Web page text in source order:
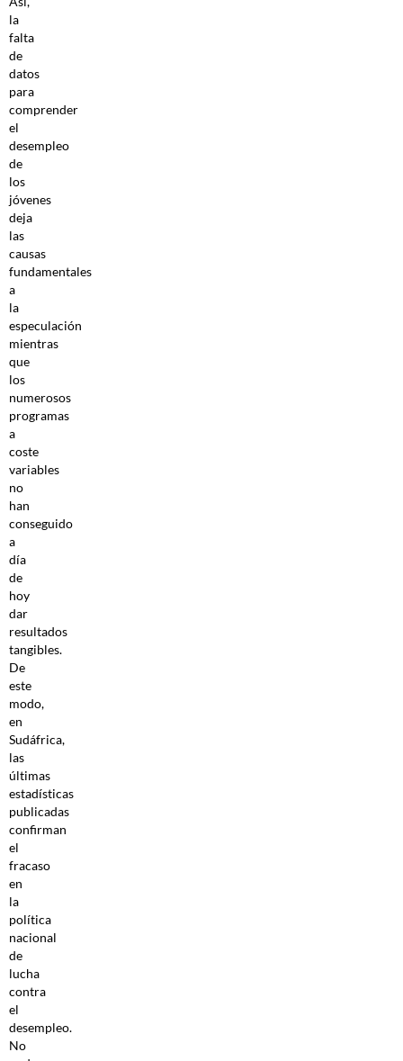
la
falta
de
datos
para
comprender
el
desempleo
de
los
jóvenes
deja
las
causas
fundamentales
a
la
especulación
mientras
que
los
numerosos
programas
a
coste
variables
no
han
conseguido
a
día
de
hoy
dar
resultados
tangibles.
De
este
modo,
en
Sudáfrica,
las
últimas
estadísticas
publicadas
confirman
el
fracaso
en
la
política
nacional
de
lucha
contra
el
desempleo.
No